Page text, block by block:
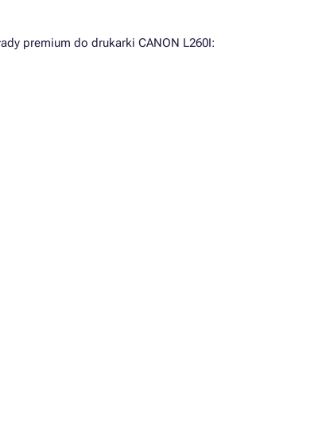
premium do drukarki CANON L260I: